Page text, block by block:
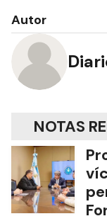
Autor
NOTAS